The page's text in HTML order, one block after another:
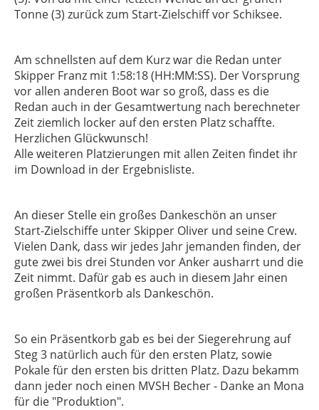
Tonne (3) zurück zum Start-Zielschiff vor Schiksee.
Am schnellsten auf dem Kurz war die Redan unter
Skipper Franz mit 1:58:18 (HH:MM:SS). Der Vorsprung
vor allen anderen Boot war so groß, dass es die
Redan auch in der Gesamtwertung nach berechneter
Zeit ziemlich locker auf den ersten Platz schaffte.
Herzlichen Glückwunsch!
Alle weiteren Platzierungen mit allen Zeiten findet ihr
im Download in der Ergebnisliste.
An dieser Stelle ein großes Dankeschön an unser
Start-Zielschiffe unter Skipper Oliver und seine Crew.
Vielen Dank, dass wir jedes Jahr jemanden finden, der
gute zwei bis drei Stunden vor Anker ausharrt und die
Zeit nimmt. Dafür gab es auch in diesem Jahr einen
großen Präsentkorb als Dankeschön.
So ein Präsentkorb gab es bei der Siegerehrung auf
Steg 3 natürlich auch für den ersten Platz, sowie
Pokale für den ersten bis dritten Platz. Dazu bekamm
dann jeder noch einen MVSH Becher - Danke an Mona
für die "Produktion".